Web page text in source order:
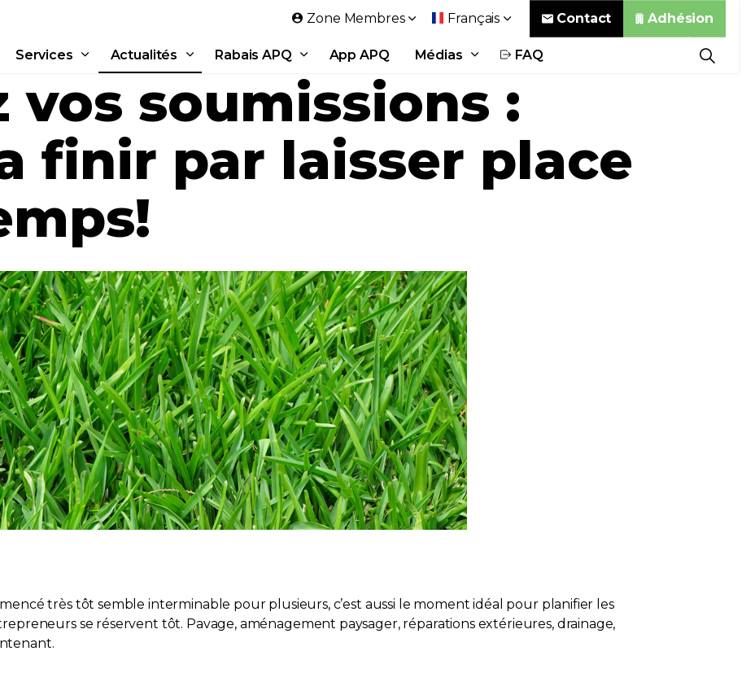
Services Actualités Rabais APQ App APQ Médias FAQ
Zone Membres Français Contact Adhésion
vos soumissions :
finir par laisser place
très tôt semble interminable pour plusieurs, c’est aussi le moment idéal pour planifier les
se réservent tôt. Pavage, aménagement paysager, réparations extérieures, drainage,